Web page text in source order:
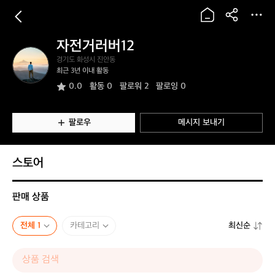
자
전
거
1
자전거러버12
경기도 화성시 진안동
최근 3년 이내 활동
0.0 활동 0 팔로워 2 팔로잉 0
팔로우 메시지 보내기
스토어
판매 상품
전체 1 카테고리 최신순